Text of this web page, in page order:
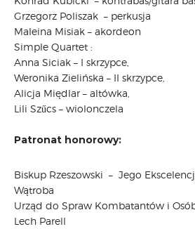
Grzegorz Poliszak – perkusja
Maleina Misiak – akordeon
Simple Quartet :
Anna Siciak – I skrzypce,
Weronika Zielińska – II skrzypce,
Alicja Międlar – altówka,
Lili Szűcs – wiolonczela
Patronat honorowy:
Biskup Rzeszowski – Jego
Wątroba
Urząd do Spraw Kombatantów i
Lech Parell